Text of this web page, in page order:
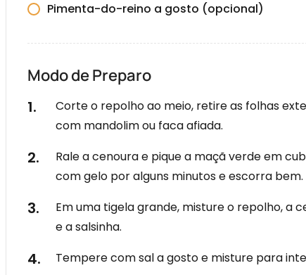
Pimenta-do-reino a gosto (opcional)
Modo de Preparo
Corte o repolho ao meio, retire as folhas
com mandolim ou faca afiada.
Rale a cenoura e pique a maçã verde em
com gelo por alguns minutos e escorra bem.
Em uma tigela grande, misture o repolho, a
e a salsinha.
Tempere com sal a gosto e misture para